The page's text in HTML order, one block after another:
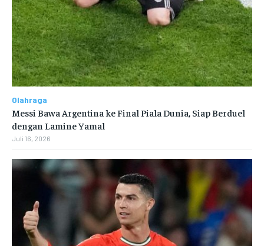
Olahraga
Messi Bawa Argentina ke Final Piala Dunia, Siap Berduel
dengan Lamine Yamal
Juli 16, 2026